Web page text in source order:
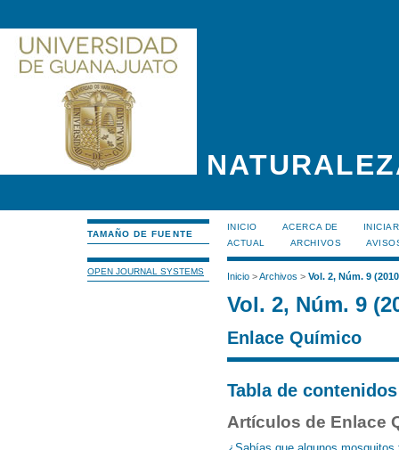
TAMAÑO DE FUENTE
OPEN JOURNAL SYSTEMS
INICIO ACERCA DE
ACTUAL
ARCHIVOS
Inicio>Archivos > Vol. 2, Núm. 9
Vol. 2, Núm. 9
Enlace Químico
Tabla de contenidos
Artículos de Enlace